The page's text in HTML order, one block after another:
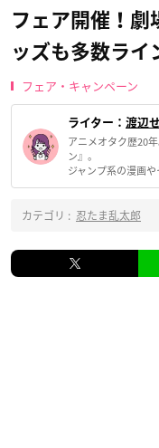
フェア開催！劇
ッズも多数ライ
フェア・キャンペーン
ライター： 渡辺
アニメオタク歴20
ン』。
ジャンプ系の漫画
カテゴリ : 忍たま乱太郎